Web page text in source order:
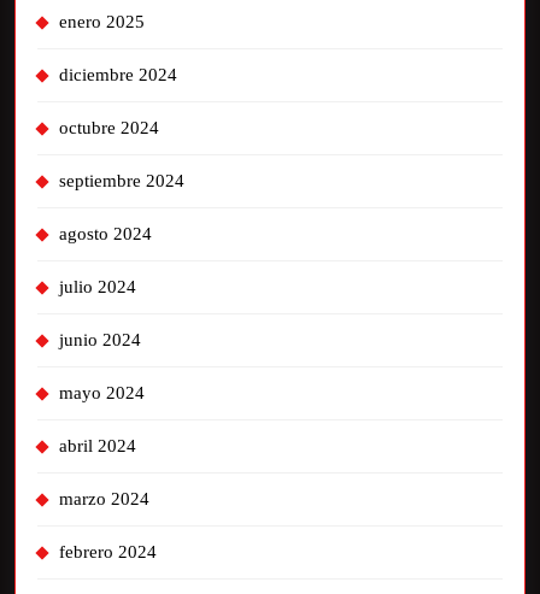
enero 2025
diciembre 2024
octubre 2024
septiembre 2024
agosto 2024
julio 2024
junio 2024
mayo 2024
abril 2024
marzo 2024
febrero 2024